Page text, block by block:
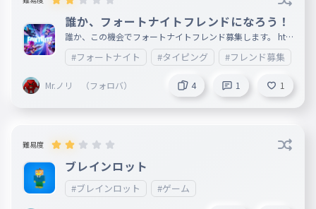
誰か、フォートナイトフレンドになろう！
誰か、この機会でフォートナイトフレンド募集します。 htt
ps://www.ncc-net.ac.jp/blog/column/45428
#フォートナイト #タイピング #フレンド募集
Mr.ノリ （フォロバ） 4 1 1
難易度
ブレインロット
#ブレインロット #ゲーム